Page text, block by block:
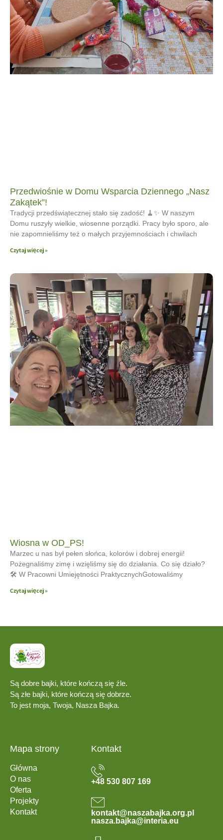
Przedwiośnie w Domu Wsparcia Dziennego „Nasz
Zakątek”!
Tradycji przedświątecznej stało się zadość! 🧹✨ W naszym
Domu ruszyły wielkie, wiosenne porządki. Pracy było sporo, ale
nie zapomnieliśmy też o małych przyjemnościach i chwilach
Czytaj więcej »
Wiosna w OD_PS!
Marzec u nas był pełen słońca, kolorów i dobrej energii!
Pożegnaliśmy zimę i wzięliśmy się do działania. Co się działo?
🛠 W Pracowni Umiejętności PraktycznychGotowaliśmy
Czytaj więcej »
Są dobre bajki, które kończą się źle.
Są złe bajki, które kończą się dobrze.
To jest moja, Twoja, Nasza Bajka.
Mapa strony
Główna
O nas
Oferta
Projekty
Kontakt
Kontakt
+48 530 807 169
kontakt@naszabajka.org.pl
nasza.bajka@interia.eu